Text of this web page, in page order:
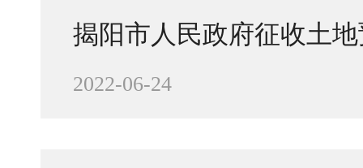
揭阳市人民政府征收土
2022-06-24